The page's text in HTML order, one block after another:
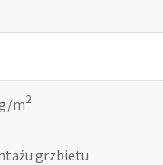
m2
grzbietu